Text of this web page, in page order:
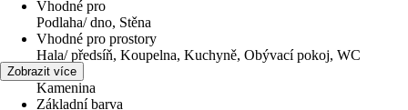
Vhodné pro
Podlaha/ dno, Stěna
Vhodné pro prostory
Hala/ předsíň, Koupelna, Kuchyně, Obývací pokoj, WC
Materiál
Kamenina
Základní barva
Zobrazit více